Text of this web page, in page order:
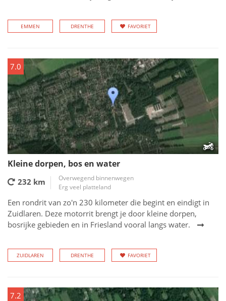
EMMEN DRENTHE FAVORIET
7.0
Kleine dorpen, bos en water
232 km
Overwegend binnenwegen
Erg veel platteland
Een rondrit van zo'n 230 kilometer die begint en eindigt in
Zuidlaren. Deze motorrit brengt je door kleine dorpen,
bosrijke gebieden en in Friesland vooral langs water.
ZUIDLAREN DRENTHE FAVORIET
7.2